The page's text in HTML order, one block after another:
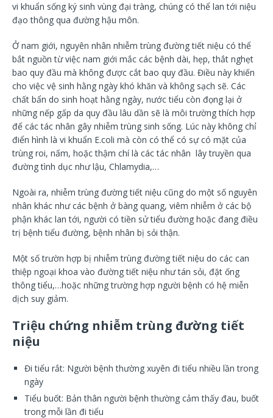
vi khuẩn sống ký sinh vùng đại tràng, chúng có thể lan tới niệu
đạo thông qua đường hậu môn.
Ở nam giới, nguyên nhân nhiễm trùng đường tiết niệu có thể
bắt nguồn từ việc nam giới mắc các bệnh dài, hẹp, thắt nghẹt
bao quy đầu mà không được cắt bao quy đầu. Điều này khiến
cho việc vệ sinh hằng ngày khó khăn và không sạch sẽ. Các
chất bẩn do sinh hoạt hằng ngày, nước tiểu còn đọng lại ở
những nếp gấp da quy đầu lâu dần sẽ là môi trường thích hợp
để các tác nhân gây nhiễm trùng sinh sống. Lúc này không chỉ
điển hình là vi khuẩn E.coli mà còn có thể có sự có mặt của
trùng roi, nấm, hoặc thậm chí là các tác nhân lây truyền qua
đường tình dục như lậu, Chlamydia,…
Ngoài ra, nhiễm trùng đường tiết niệu cũng do một số nguyên
nhân khác như các bệnh ở bàng quang, viêm nhiễm ở các bộ
phận khác lan tới, người có tiền sử tiểu đường hoặc đang điều
trị bệnh tiểu đường, bệnh nhân bị sỏi thận.
Một số trườn hợp bị nhiễm trùng đường tiết niệu do các can
thiệp ngoại khoa vào đường tiết niệu như tán sỏi, đặt ống
thông tiểu,…hoặc những trường hợp người bệnh có hệ miễn
dịch suy giảm.
Triệu chứng nhiễm trùng đường tiết
niệu
Đi tiểu rắt: Người bệnh thường xuyên đi tiểu nhiều lần trong
ngày
Tiểu buốt: Bản thân người bệnh thường cảm thấy đau, buốt
trong mỗi lần đi tiểu